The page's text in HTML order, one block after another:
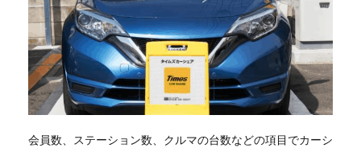
会員数、ステーション数、クルマの台数などの項目でカーシ